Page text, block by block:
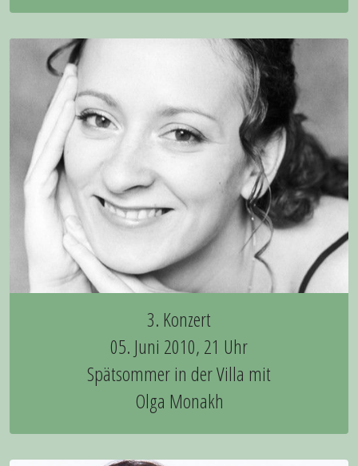
3. Konzert
05. Juni 2010, 21 Uhr
Spätsommer in der Villa mit
Olga Monakh